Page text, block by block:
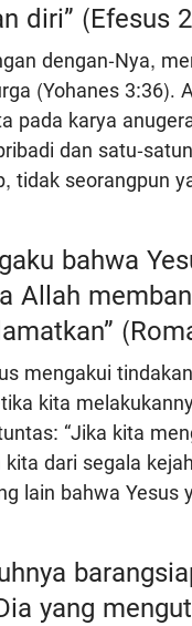
diri” (Efesus
dengan-Nya,
(Yohanes 3:36).
pada karya
dan satu-
tidak seorangpun
bahwa
Allah
mengakui
kita
“Jika kita
dari segala
lain bahwa Yesus
yang